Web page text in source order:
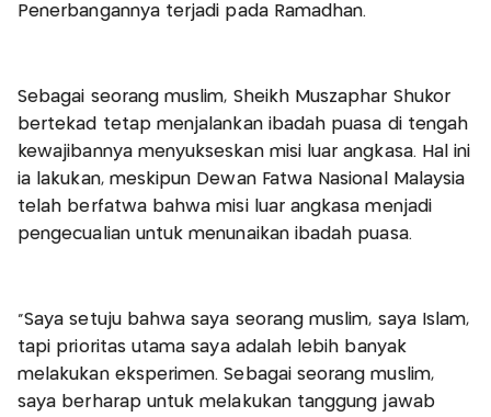
Penerbangannya terjadi pada Ramadhan.
Sebagai seorang muslim, Sheikh Muszaphar Shukor
bertekad tetap menjalankan ibadah puasa di tengah
kewajibannya menyukseskan misi luar angkasa. Hal ini
ia lakukan, meskipun Dewan Fatwa Nasional Malaysia
telah berfatwa bahwa misi luar angkasa menjadi
pengecualian untuk menunaikan ibadah puasa.
"Saya setuju bahwa saya seorang muslim, saya Islam,
tapi prioritas utama saya adalah lebih banyak
melakukan eksperimen. Sebagai seorang muslim,
saya berharap untuk melakukan tanggung jawab